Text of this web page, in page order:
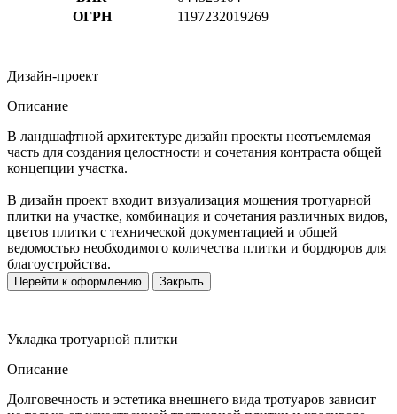
ОГРН
1197232019269
Дизайн-проект
Описание
В ландшафтной архитектуре дизайн проекты неотъемлемая
часть для создания целостности и сочетания контраста общей
концепции участка.
В дизайн проект входит визуализация мощения тротуарной
плитки на участке, комбинация и сочетания различных видов,
цветов плитки с технической документацией и общей
ведомостью необходимого количества плитки и бордюров для
благоустройства.
Перейти к оформлению Закрыть
Укладка тротуарной плитки
Описание
Долговечность и эстетика внешнего вида тротуаров зависит